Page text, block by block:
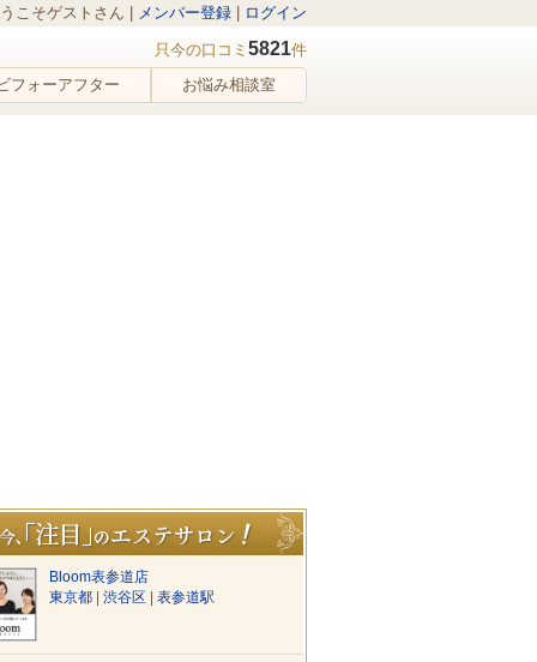
こそゲストさん | メンバー登録 ログイン
只今の口コミ 5821件
フォーアフター お悩み相談室
Bloom表参道店
東京都
渋谷区 表参道駅